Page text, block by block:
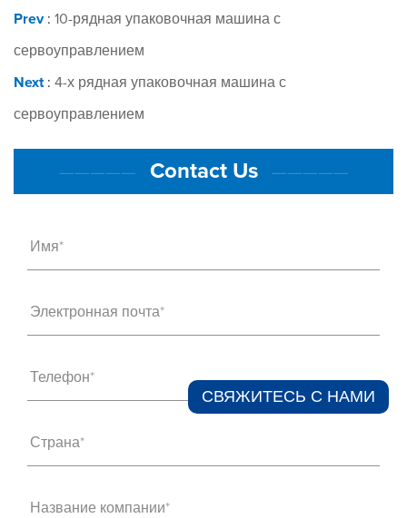
Prev: 10-рядная упаковочная машина с
сервоуправлением
Next: 4-х рядная упаковочная машина с
сервоуправлением
————— Contact Us —————
Имя*
Электронная почта*
Телефон*
Страна*
Название компании*
СВЯЖИТЕСЬ С НАМИ​